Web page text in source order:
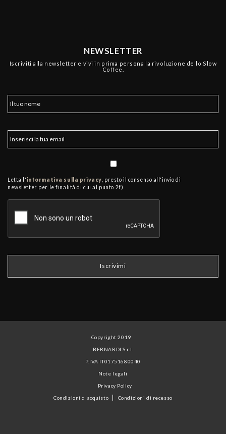
NEWSLETTER
Iscriviti alla newsletter e vivi in prima persona la rivoluzione dello Slow
Coffee.
Letta l'informativa sulla privacy , presto il consenso all'invio di
newsletter per le finalità di cui al punto 2f)
Copyright 2019
BERNARDI S.r.l.
P.IVA IT01751680040
Note legali
Privacy Policy
Condizioni d'acquisto
Condizioni di recesso